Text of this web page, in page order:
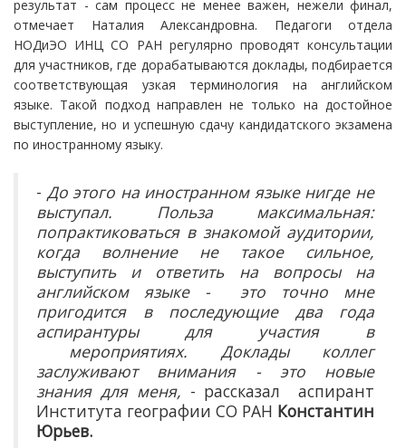
результат - сам процесс не менее важен, нежели финал,
отмечает Наталия Александровна. Педагоги отдела
НОДиЭО ИНЦ СО РАН регулярно проводят консультации
для участников, где дорабатываются доклады, подбирается
соответствующая узкая терминология на английском
языке. Такой подход направлен не только на достойное
выступление, но и успешную сдачу кандидатского экзамена
по иностранному языку.
- До этого на иностранном языке нигде не
выступал. Польза максимальная:
попрактиковаться в знакомой аудитории,
когда волнение не такое сильное,
выступить и ответить на вопросы на
английском языке - это точно мне
пригодится в последующие два года
аспирантуры для участия в
мероприятиях. Доклады коллег
заслуживают внимания - это новые
знания для меня, - рассказал аспирант
Института географии СО РАН Константин
Юрьев.